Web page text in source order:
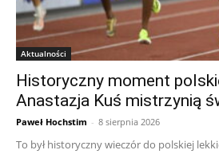
Aktualności
Historyczny moment
Anastazja Kuś mistrzynią
Paweł Hochstim - 8 sierpnia 2026
To był historyczny wieczór do polskiej